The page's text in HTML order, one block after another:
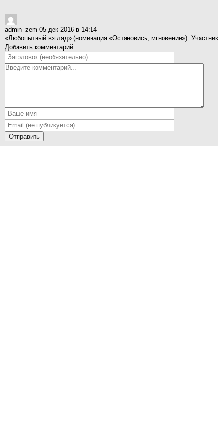
admin_zem 05 дек 2016 в 14:14
«Любопытный взгляд» (номинация «Остановись, мгновение»).
Добавить комментарий
Отправить